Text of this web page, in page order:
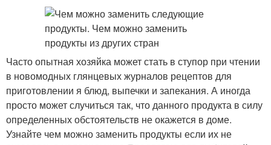
Часто опытная хозяйка может стать в ступор при чтении
в новомодных глянцевых журналов рецептов для
приготовлении я блюд, выпечки и запекания. А иногда
просто может случиться так, что данного продукта в силу
определенных обстоятельств не окажется в доме.
Узнайте чем можно заменить продукты если их не